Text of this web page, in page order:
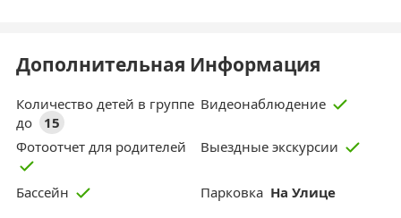
Дополнительная Информация
Количество детей в группе
до
15
Видеонаблюдение
Фотоотчет для родителей Выездные экскурсии
Бассейн Парковка На Улице